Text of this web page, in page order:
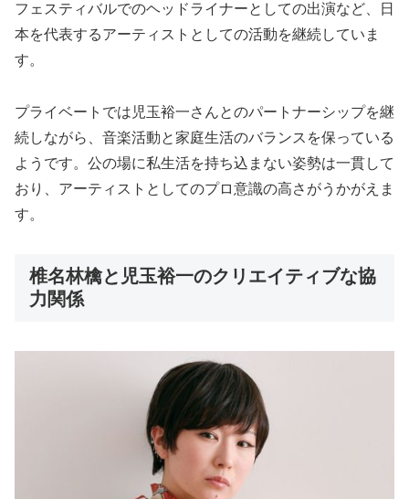
フェスティバルでのヘッドライナーとしての出演など、日
本を代表するアーティストとしての活動を継続していま
す。
プライベートでは児玉裕一さんとのパートナーシップを継
続しながら、音楽活動と家庭生活のバランスを保っている
ようです。公の場に私生活を持ち込まない姿勢は一貫して
おり、アーティストとしてのプロ意識の高さがうかがえま
す。
椎名林檎と児玉裕一のクリエイティブな協
力関係